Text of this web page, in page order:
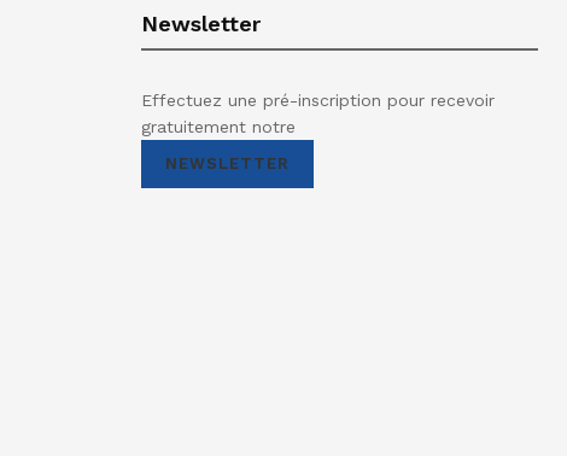
Newsletter
Effectuez une pré-inscription pour recevoir
gratuitement notre
NEWSLETTER